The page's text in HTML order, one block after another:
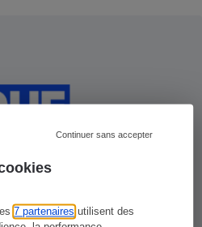
7 partenaires utilisent des
Continuer sans accepter